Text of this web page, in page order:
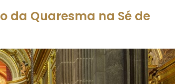
da Quaresma na Sé de